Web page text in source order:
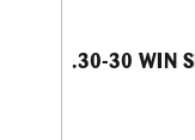
.30-30 WIN